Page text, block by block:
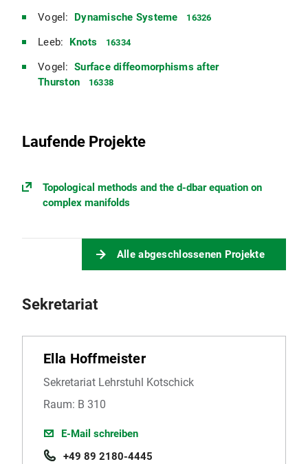
Vogel: Dynamische Systeme 16326
Leeb: Knots 16334
Vogel: Surface diffeomorphisms after
Thurston
16338
Laufende Projekte
Topological methods and the d-dbar equation on
complex manifolds
Alle abgeschlossenen Projekte
Sekretariat
Ella Hoffmeister
Sekretariat Lehrstuhl Kotschick
Raum: B 310
E-Mail schreiben
+49 89 2180-4445